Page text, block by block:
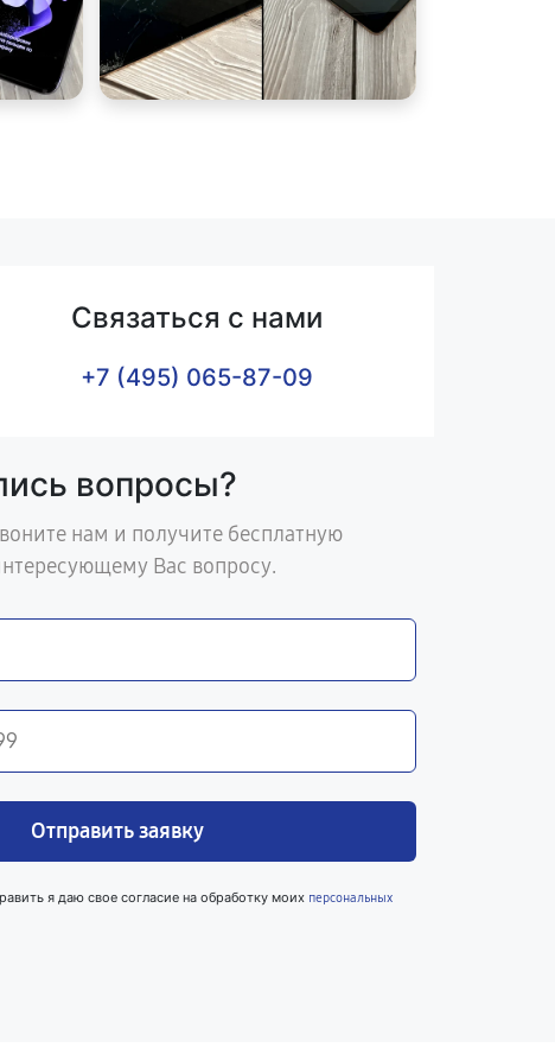
Связаться с нами
+7 (495) 065-87-09
вопросы?
нам и получите бесплатную
Вас вопросу.
Отправить заявку
я даю свое согласие на обработку моих персональных